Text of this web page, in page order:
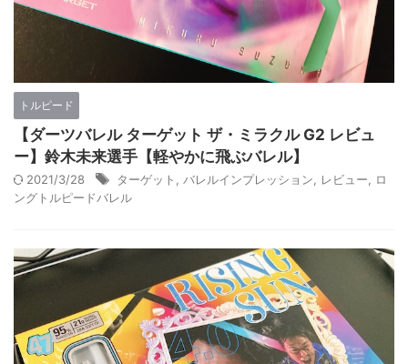
トルピード
【ダーツバレル ターゲット ザ・ミラクル G2 レビュ
ー】鈴木未来選手【軽やかに飛ぶバレル】
2021/3/28 ターゲット バレルインプレッション レビュー
ロ
ングトルピードバレル